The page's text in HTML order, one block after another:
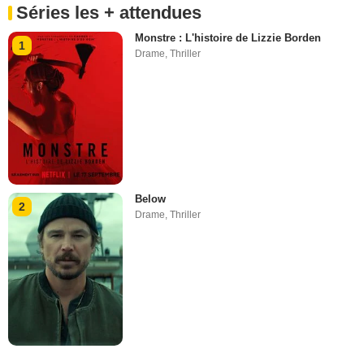
Séries les + attendues
1
Monstre : L'histoire de Lizzie Borden
Drame ,Thriller
2
Below
Drame,Thriller